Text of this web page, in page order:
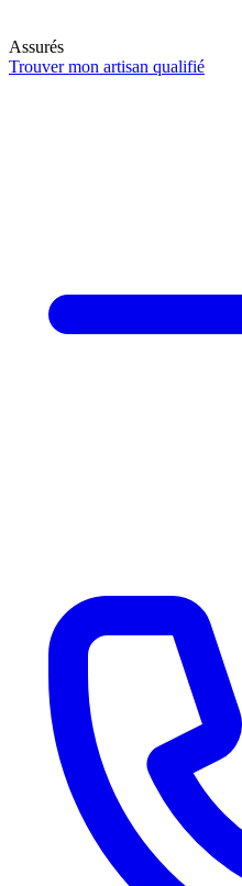
Assurés
Trouver mon artisan qualifié